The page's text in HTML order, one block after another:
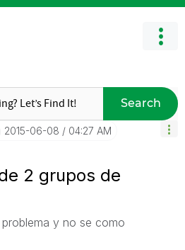
Search
‎2015-06-08 04:27 AM
2 grupos de
y no se como